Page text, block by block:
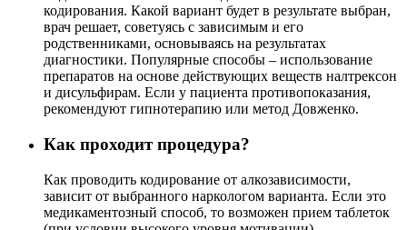
кодирования. Какой вариант будет в результате выбран,
врач решает, советуясь с зависимым и его
родственниками, основываясь на результатах
диагностики. Популярные способы – использование
препаратов на основе действующих веществ налтрексон
и дисульфирам. Если у пациента противопоказания,
рекомендуют гипнотерапию или метод Довженко.
Как проходит процедура?
Как проводить кодирование от алкозависимости,
зависит от выбранного наркологом варианта. Если это
медикаментозный способ, то возможен прием таблеток